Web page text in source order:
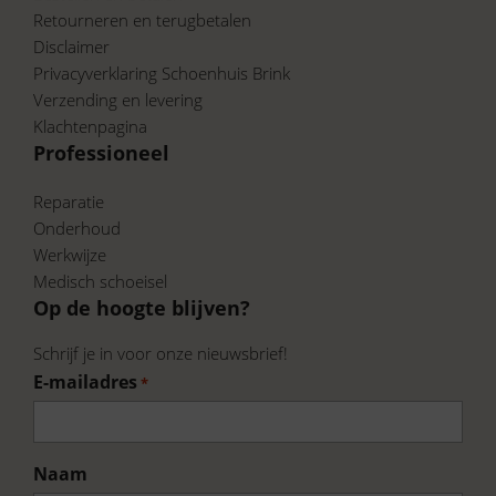
een trendy look deze lente en zomer!
Bekijk onze volledige collectie van Viguera op:
https://www.schoenhuisbrink.nl/merk/viguera/
En ontdek wat wij nog meer te bieden
Retourneren en terugbetalen
Disclaimer
Privacyverklaring Schoenhuis Brink
Verzending en levering
Klachtenpagina
Professioneel
Reparatie
Onderhoud
Werkwijze
Medisch schoeisel
Op de hoogte blijven?
Schrijf je in voor onze nieuwsbrief!
E-mailadres *
Naam